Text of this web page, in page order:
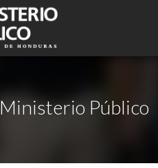
Público